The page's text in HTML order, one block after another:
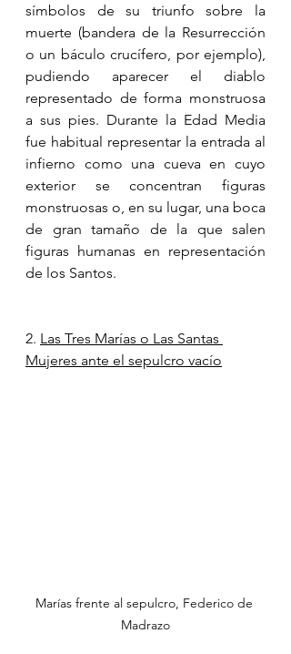
símbolos de su triunfo sobre la
muerte (bandera de la Resurrección
o un báculo crucífero, por ejemplo),
pudiendo aparecer el diablo
representado de forma monstruosa
a sus pies. Durante la Edad Media
fue habitual representar la entrada al
infierno como una cueva en cuyo
exterior se concentran figuras
monstruosas o, en su lugar, una boca
de gran tamaño de la que salen
figuras humanas en representación
de los Santos.
2. Las Tres Marías o Las Santas
Mujeres ante el sepulcro vacío
Marías frente al sepulcro, Federico de
Madrazo